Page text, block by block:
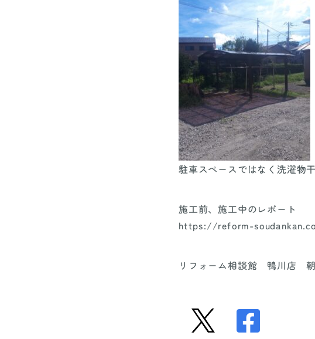
駐車スペースではなく洗濯物
施工前、施工中のレポート
https://reform-
リフォーム相談館 鴨川店